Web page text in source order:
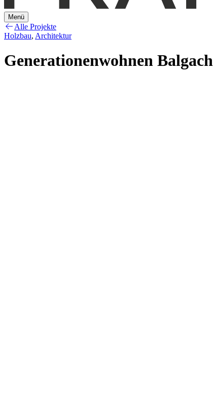
Menü
Alle Projekte
Holzbau, Architektur
Generationenwohnen Balgach